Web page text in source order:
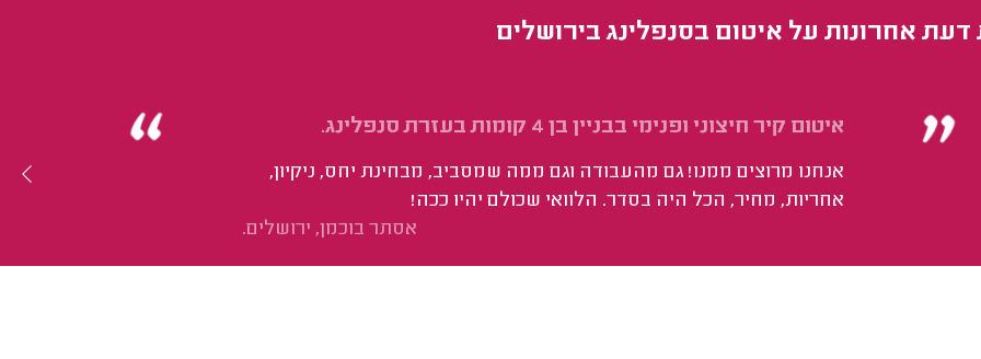
דעת אחרונות על איטום בסנפלינג בירושלים
איטום קיר חיצוני ופנימי בבניין בן 4 קומות בעזרת סנפלינג.
אנחנו מרוצים ממנו! גם מהעבודה וגם ממה שמסביב, מבחינת יחס, ניקיון,
אחריות, מחיר, הכל היה בסדר. הלוואי שכולם יהיו ככה!
אסתר בוכמן, ירושלים.